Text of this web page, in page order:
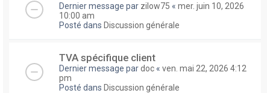
Dernier message par zilow75 « mer. juin 10, 2026
10:00 am
Posté dans Discussion générale
TVA spécifique client
Dernier message pardoc « ven. mai 22, 2026 4:12
pm
Posté dans Discussion générale